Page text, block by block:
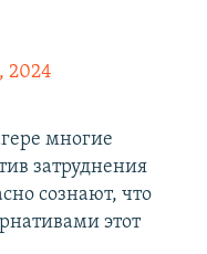
2024
многие
затруднения
сознают, что
этот